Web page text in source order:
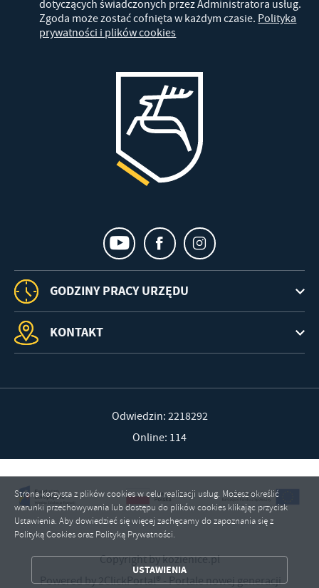
dotyczących świadczonych przez Administratora usług.
Zgoda może zostać cofnięta w każdym czasie. Polityka
prywatności i plików cookies
GODZINY PRACY URZĘDU
KONTAKT
Odwiedzin: 2218292
Online: 114
Copyright by kozienice.pl
Powered by2ClickPortal®- Portale nowej generacji
Strona korzysta z plików cookies w celu realizacji usług. Możesz określić
warunki przechowywania lub dostępu do plików cookies klikając przycisk
Ustawienia. Aby dowiedzieć się więcej zachęcamy do zapoznania się z
Polityką Cookies oraz Polityką Prywatności.
USTAWIENIA
ZAPISZ WYBRANE
ZEZWÓL NA WSZYSTKIE